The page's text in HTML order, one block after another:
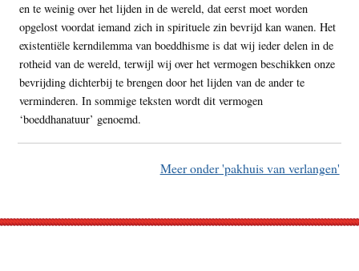
en te weinig over het lijden in de wereld, dat eerst moet worden
opgelost voordat iemand zich in spirituele zin bevrijd kan wanen. Het
existentiële kerndilemma van boeddhisme is dat wij ieder delen in de
rotheid van de wereld, terwijl wij over het vermogen beschikken onze
bevrijding dichterbij te brengen door het lijden van de ander te
verminderen. In sommige teksten wordt dit vermogen
‘boeddhanatuur’ genoemd.
Meer onder 'pakhuis van verlangen'